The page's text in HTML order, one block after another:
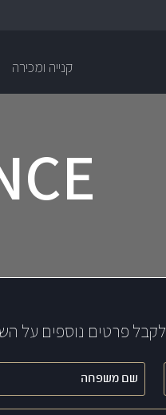
קנייה ומכירה
פרטים נוספים על
שם
משפחה
(חובה)